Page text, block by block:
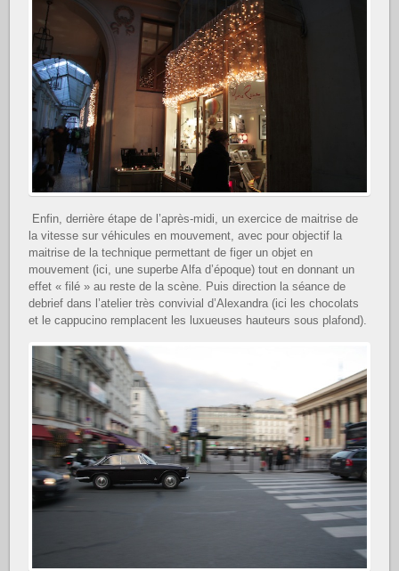
Enfin, derrière étape de l’après-midi, un exercice de maitrise de
la vitesse sur véhicules en mouvement, avec pour objectif la
maitrise de la technique permettant de figer un objet en
mouvement (ici, une superbe Alfa d’époque) tout en donnant un
effet « filé » au reste de la scène. Puis direction la séance de
debrief dans l’atelier très convivial d’Alexandra (ici les chocolats
et le cappucino remplacent les luxueuses hauteurs sous plafond).